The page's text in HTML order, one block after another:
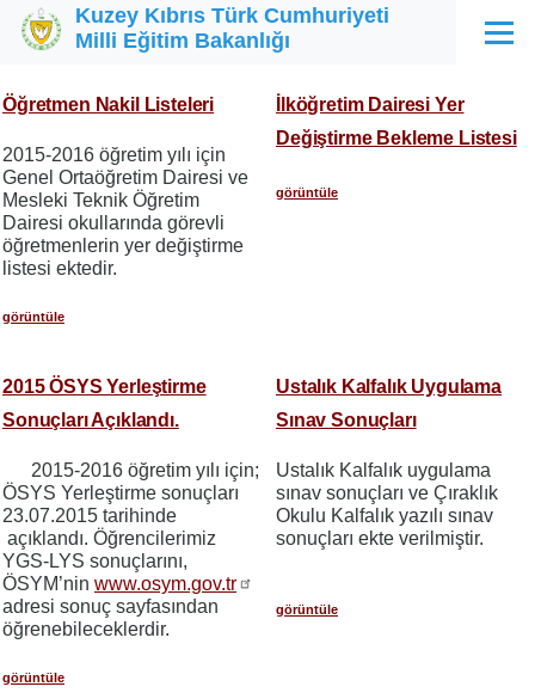
Ana içeriğe atla
Kuzey Kıbrıs Türk Cumhuriyeti
Milli Eğitim Bakanlığı
Menü
Öğretmen Nakil Listeleri
2015-2016 öğretim yılı için
Genel Ortaöğretim Dairesi ve
Mesleki Teknik Öğretim
Dairesi okullarında görevli
öğretmenlerin yer değiştirme
listesi ektedir.
görüntüle
İlköğretim Dairesi Yer
Değiştirme Bekleme Listesi
görüntüle
2015 ÖSYS Yerleştirme
Sonuçları Açıklandı.
2015-2016 öğretim yılı için;
ÖSYS Yerleştirme sonuçları
23.07.2015 tarihinde
açıklandı. Öğrencilerimiz
YGS-LYS sonuçlarını,
ÖSYM’nin www.osym.gov.tr
adresi sonuç sayfasından
öğrenebileceklerdir.
görüntüle
Ustalık Kalfalık Uygulama
Sınav Sonuçları
Ustalık Kalfalık uygulama
sınav sonuçları ve Çıraklık
Okulu Kalfalık yazılı sınav
sonuçları ekte verilmiştir.
görüntüle